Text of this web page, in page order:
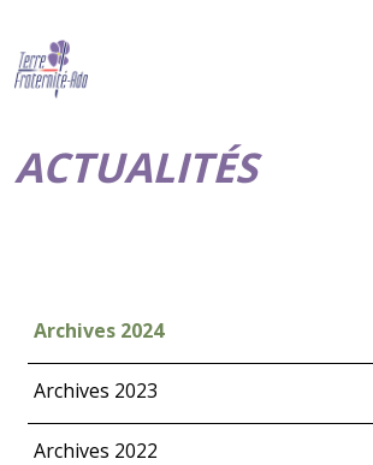
ACTUALITÉS
Archives 2024
Archives 2023
Archives 2022